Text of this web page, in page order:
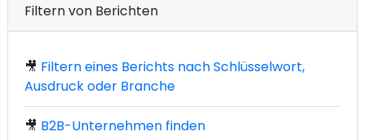
Filtern von Berichten
🎥 Filtern eines Berichts nach Schlüsselwort,
Ausdruck oder Branche
🎥 B2B-Unternehmen finden